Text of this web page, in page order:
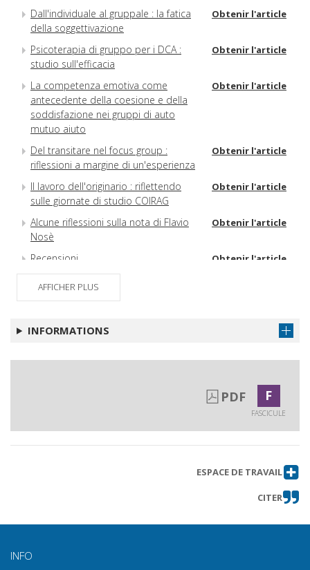
Dall'individuale al gruppale : la fatica
della soggettivazione
Obtenir l'article
Psicoterapia di gruppo per i DCA :
studio sull'efficacia
Obtenir l'article
La competenza emotiva come
antecedente della coesione e della
soddisfazione nei gruppi di auto
mutuo aiuto
Obtenir l'article
Del transitare nel focus group :
riflessioni a margine di un'esperienza
Obtenir l'article
Il lavoro dell'originario : riflettendo
sulle giornate di studio COIRAG
Obtenir l'article
Alcune riflessioni sulla nota di Flavio
Nosè
Obtenir l'article
Recensioni Obtenir l'article
15° simposio GAS culture, conflitti,
AFFICHER PLUS
INFORMATIONS
PDF F
FASCICULE
ESPACE DE TRAVAIL
CITER
INFO